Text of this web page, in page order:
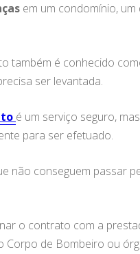
em um condomínio,
também é conhecido
ser levantada.
é um serviço seguro,
para ser efetuado.
não conseguem passar
o contrato com a
Corpo de Bombeiro ou